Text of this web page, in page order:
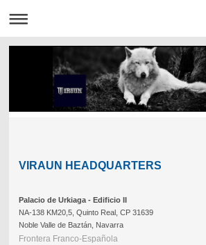
VIRAUN HEADQUARTERS
Palacio de Urkiaga - Edificio II
NA-138 KM20,5, Quinto Real, CP 31639
Noble Valle de Baztán, Navarra
Frontera Franco-Española